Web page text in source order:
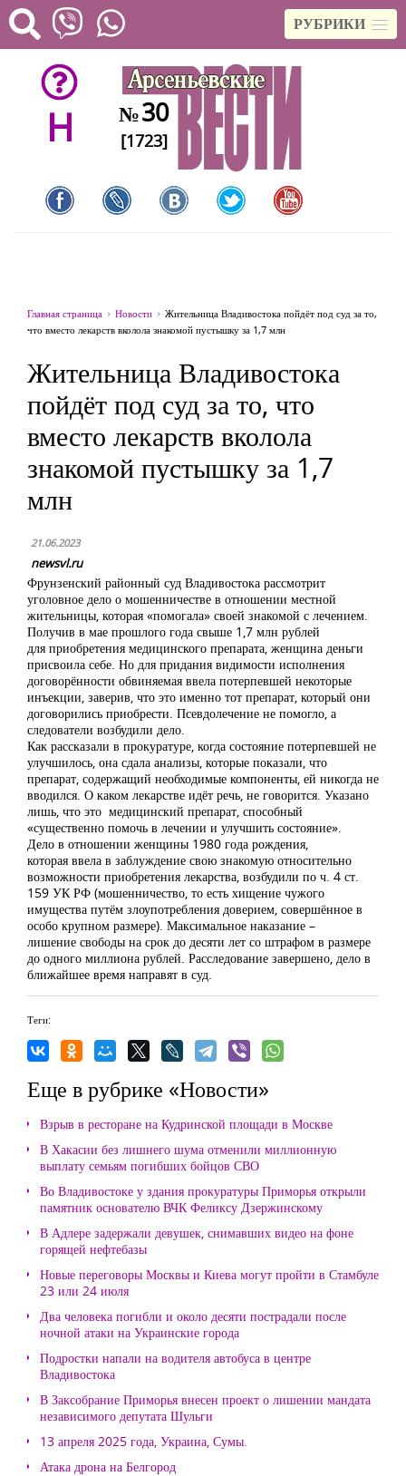
РУБРИКИ
H №30
[1723]
Главная страница Новости
Жительница Владивостока пойдёт под суд за то,
что вместо лекарств вколола знакомой пустышку за 1,7 млн
Жительница Владивостока
пойдёт под суд за то, что
вместо лекарств вколола
знакомой пустышку за 1,7
млн
21.06.2023
newsvl.ru
Фрунзенский районный суд Владивостока рассмотрит
уголовное дело о мошенничестве в отношении местной
жительницы, которая «помогала» своей знакомой с лечением.
Получив в мае прошлого года свыше 1,7 млн рублей
для приобретения медицинского препарата, женщина деньги
присвоила себе. Но для придания видимости исполнения
договорённости обвиняемая ввела потерпевшей некоторые
инъекции, заверив, что это именно тот препарат, который они
договорились приобрести. Псевдолечение не помогло, а
следователи возбудили дело.
Как рассказали в прокуратуре, когда состояние потерпевшей не
улучшилось, она сдала анализы, которые показали, что
препарат, содержащий необходимые компоненты, ей никогда не
вводился. О каком лекарстве идёт речь, не говорится. Указано
лишь, что это медицинский препарат, способный
«существенно помочь в лечении и улучшить состояние».
Дело в отношении женщины 1980 года рождения,
которая ввела в заблуждение свою знакомую относительно
возможности приобретения лекарства, возбудили по ч. 4 ст.
159 УК РФ (мошенничество, то есть хищение чужого
имущества путём злоупотребления доверием, совершённое в
особо крупном размере). Максимальное наказание –
лишение свободы на срок до десяти лет со штрафом в размере
до одного миллиона рублей. Расследование завершено, дело в
ближайшее время направят в суд.
Теги:
Еще в рубрике «Новости»
Взрыв в ресторане на Кудринской площади в Москве
В Хакасии без лишнего шума отменили миллионную
выплату семьям погибших бойцов СВО
Во Владивостоке у здания прокуратуры Приморья открыли
памятник основателю ВЧК Феликсу Дзержинскому
В Адлере задержали девушек, снимавших видео на фоне
горящей нефтебазы
Новые переговоры Москвы и Киева могут пройти в Стамбуле
23 или 24 июля
Два человека погибли и около десяти пострадали после
ночной атаки на Украинские города
Подростки напали на водителя автобуса в центре
Владивостока
В Заксобрание Приморья внесен проект о лишении мандата
независимого депутата Шульги
13 апреля 2025 года, Украина, Сумы.
Атака дрона на Белгород